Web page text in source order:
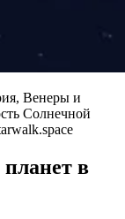
Венеры и
Солнечной
в